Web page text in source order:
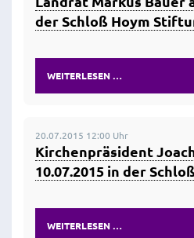
der Schloß Hoym
WEITERLESEN …
20.07.2015 12:00 Uhr
Kirchenpräsident
10.07.2015 in der
WEITERLESEN …